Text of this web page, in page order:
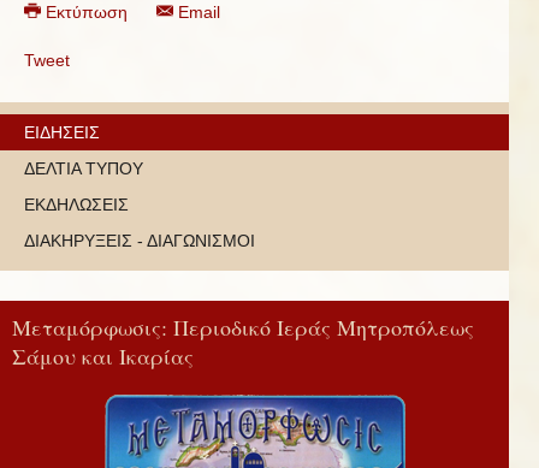
Εκτύπωση Email
Tweet
ΕΙΔΗΣΕΙΣ
ΔΕΛΤΙΑ ΤΥΠΟΥ
ΕΚΔΗΛΩΣΕΙΣ
ΔΙΑΚΗΡΥΞΕΙΣ - ΔΙΑΓΩΝΙΣΜΟΙ
Μεταμόρφωσις: Περιοδικό Ιεράς Μητροπόλεως
Σάμου και Ικαρίας